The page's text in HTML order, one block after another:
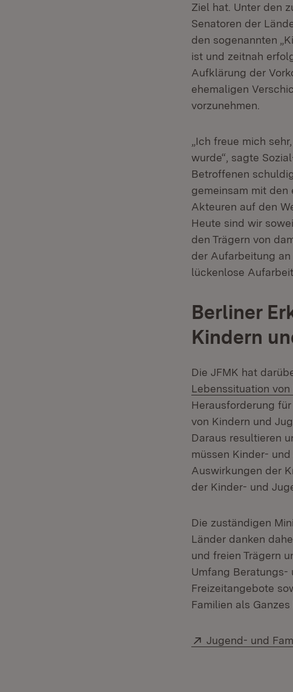
Ziel hat. Unter den
Senatoren der
den sogenannten
ist und zeitnah
Aufklärung der
ehemaligen
vorzunehmen.
„Ich freue mich
wurde“, sagte
Betroffenen
gemeinsam mit
Akteuren auf den
Heute sind wir
den Trägern von
der Aufarbeitung
lückenlose
Berliner
Kindern
Die JFMK hat
Lebenssituation
Herausforderung
von Kindern und
Daraus resultieren
müssen Kinder-
Auswirkungen der
der Kinder- und
Die zuständigen
Länder danken
und freien Trägern
Umfang
Freizeitangebote
Familien als
Extern:
Jugend- und